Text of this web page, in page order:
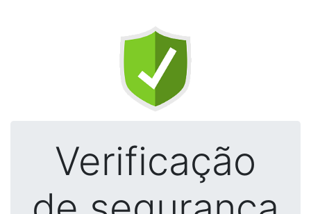
Verificação